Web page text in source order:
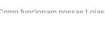
funcionam nossas Lojas